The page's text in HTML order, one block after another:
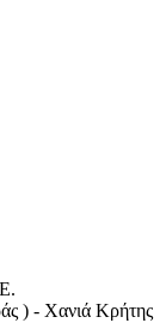
) - Χανιά Κρήτης